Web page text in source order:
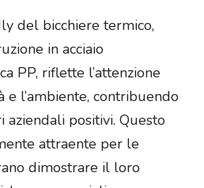
del bicchiere termico,
in acciaio
PP, riflette l’attenzione
e l’ambiente, contribuendo
positivi. Questo
attraente per le
dimostrare il loro